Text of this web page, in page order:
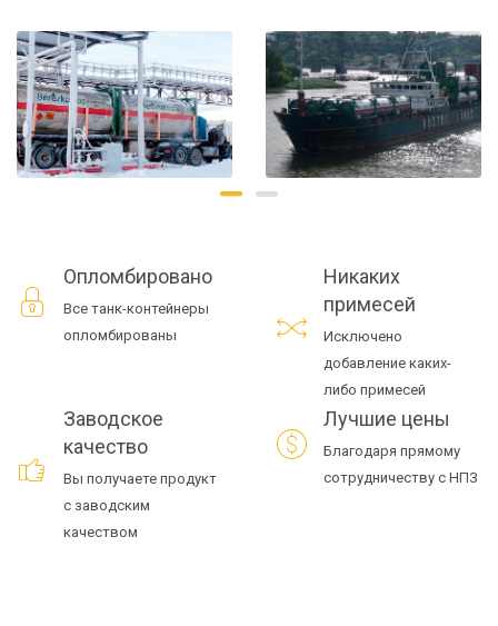
Опломбировано
Все танк-контейнеры
опломбированы
Никаких
примесей
Исключено
добавление каких-
либо примесей
Заводское
качество
Вы получаете продукт
с заводским
качеством
Лучшие цены
Благодаря прямому
сотрудничеству с НПЗ